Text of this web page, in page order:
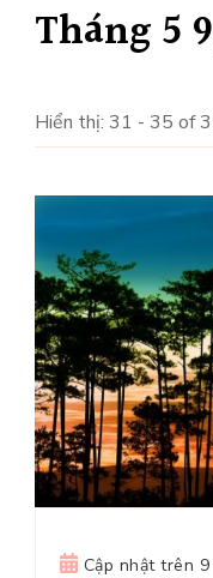
Tháng 5
Hiển thị: 31 - 35 of
Cập nhật trên